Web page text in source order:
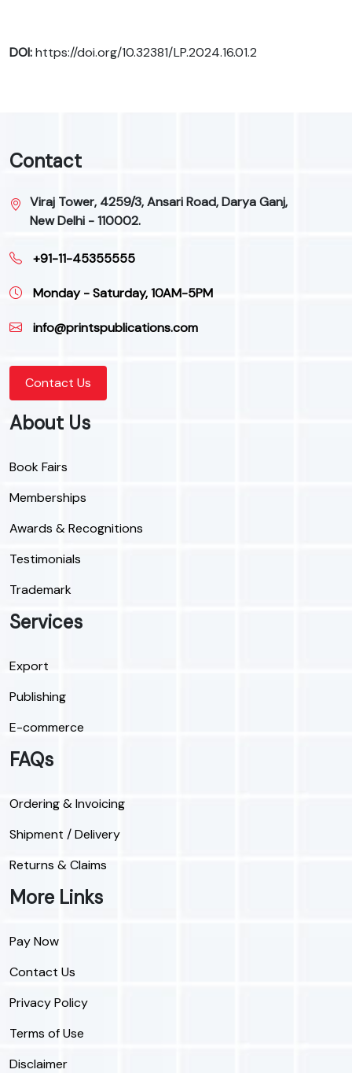
DOI:https://doi.org/10.32381/LP.2024.16.01.2
Contact
Viraj Tower, 4259/3, Ansari Road, Darya Ganj,
New Delhi - 110002.
+91-11-45355555
Monday - Saturday, 10AM-5PM
info@printspublications.com
Contact Us
About Us
Book Fairs
Memberships
Awards & Recognitions
Testimonials
Trademark
Services
Export
Publishing
E-commerce
FAQs
Ordering & Invoicing
Shipment / Delivery
Returns & Claims
More Links
Pay Now
Contact Us
Privacy Policy
Terms of Use
Disclaimer